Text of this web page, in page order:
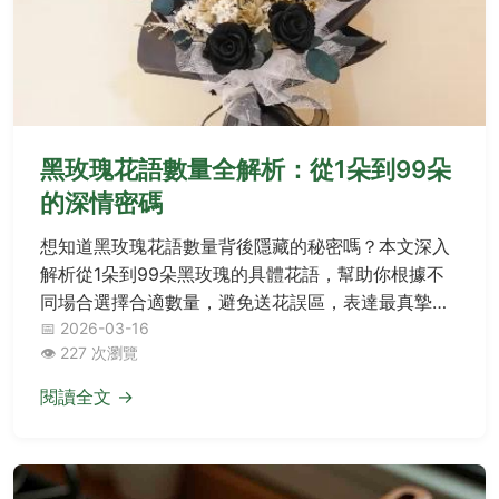
黑玫瑰花語數量全解析：從1朵到99朵
的深情密碼
想知道黑玫瑰花語數量背後隱藏的秘密嗎？本文深入
解析從1朵到99朵黑玫瑰的具體花語，幫助你根據不
同場合選擇合適數量，避免送花誤區，表達最真摯的
情感。
📅 2026-03-16
👁️ 227 次瀏覽
閱讀全文 →